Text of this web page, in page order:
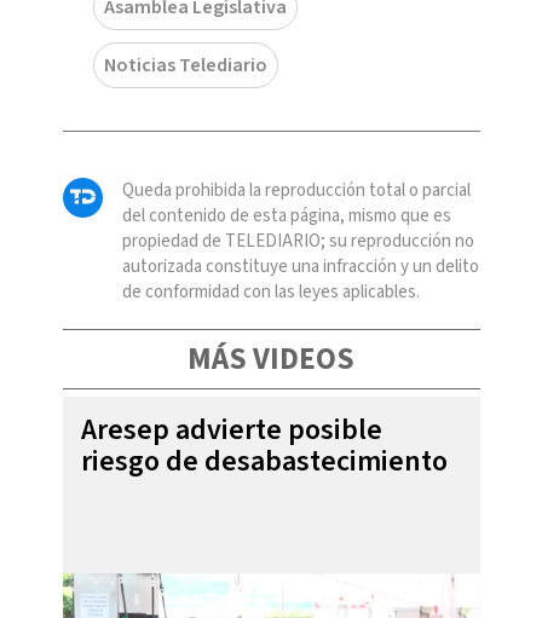
Asamblea Legislativa
Noticias Telediario
Queda prohibida la reproducción total o parcial
del contenido de esta página, mismo que es
propiedad de TELEDIARIO; su reproducción no
autorizada constituye una infracción y un delito
de conformidad con las leyes aplicables.
MÁS VIDEOS
Aresep advierte posible
riesgo de desabastecimiento